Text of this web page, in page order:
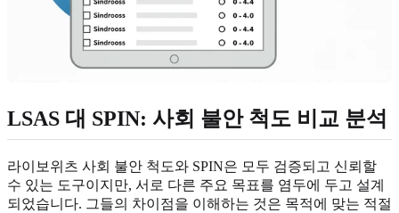
LSAS 대 SPIN: 사회 불안 척도 비교 분석
라이보위츠 사회 불안 척도와 SPIN은 모두 검증되고 신뢰할
수 있는 도구이지만, 서로 다른 주요 목표를 염두에 두고 설계
되었습니다. 그들의 차이점을 이해하는 것은 목적에 맞는 적절